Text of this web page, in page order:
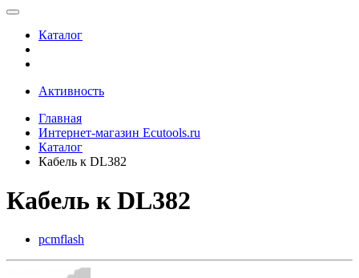
Каталог
Активность
Главная
Интернет-магазин Ecutools.ru
Каталог
Кабель к DL382
Кабель к DL382
pcmflash